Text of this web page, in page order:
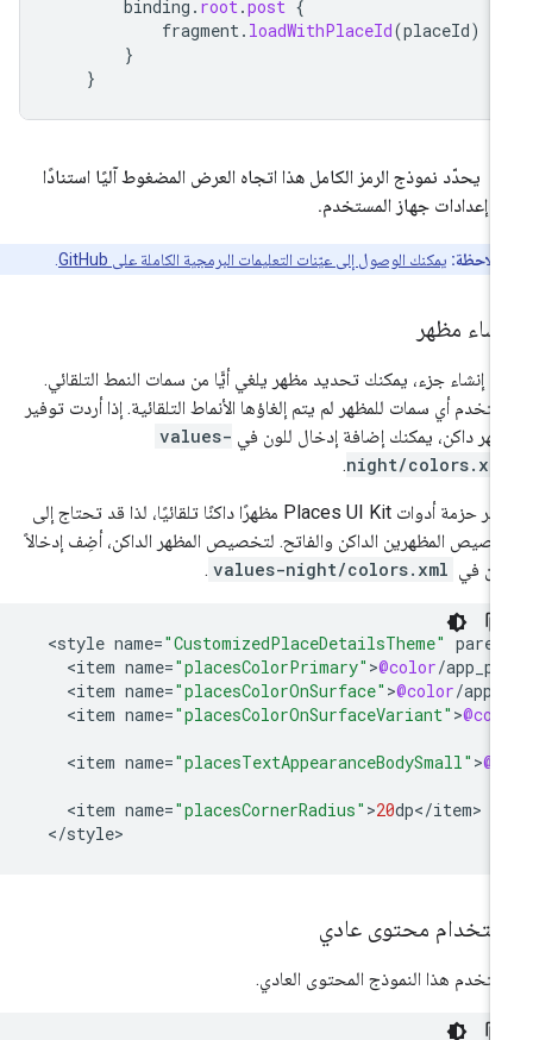
binding.root.post
fragment.loadWithPlaceId(placeId
يحدّد نموذج الرمز الكامل هذا اتجاه العرض المضغوط آليًا استنادًا
إعدادات جهاز المستخدم.
ملاحظة:يمكنك الوصول إلى عيّنات التعليمات البرمجية الكاملة على GitHub .
مظهر
إنشاء جزء، يمكنك تحديد مظهر يلغي أيًّا من سمات النمط التلقائي.
أي سمات للمظهر لم يتم إلغاؤها الأنماط التلقائية. إذا أردت توفير
داكن، يمكنك إضافة إدخال للون في values-
night/
.
توفّر حزمة أدوات Places UI Kit مظهرًا داكنًا تلقائيًا، لذا قد تحتاج إلى
المظهرين الداكن والفاتح. لتخصيص المظهر الداكن، أضِف إدخالاً
في values-night/colors.xml
.
<style name="CustomizedPlaceDetailsTheme"
<item name="placesColorPrimary">@color/
<item name="placesColorOnSurface">@color/
<item name="placesColorOnSurfaceVariant">
<item name="placesTextAppearanceBodySmall"
<item name="placesCornerRadius">20dp</item
</style
محتوى عادي
هذا النموذج المحتوى العادي.